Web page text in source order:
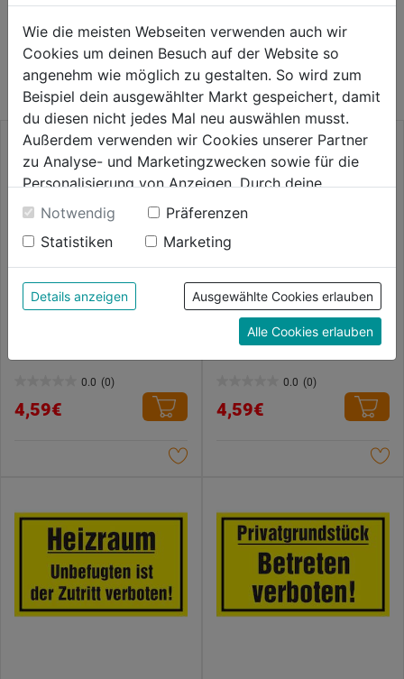
WEITERE PRODUKTE AUS DIESER
KATEGORIE
0.0 (0)
von
4,59€
Schlüsselkennr.eckig färbig
Kunststoff,5Stk.
0.0 (0)
von
4,59€
Wie die meisten Webseiten verwenden auch wir
Cookies um deinen Besuch auf der Website so
angenehm wie möglich zu gestalten. So wird zum
Beispiel dein ausgewählter Markt gespeichert, damit
du diesen nicht jedes Mal neu auswählen musst.
Außerdem verwenden wir Cookies unserer Partner
zu Analyse- und Marketingzwecken sowie für die
Personalisierung von Anzeigen. Durch deine
Einwilligung werden die Daten von Drittanbieter,
unter anderem auch in den USA, verarbeitet.
Durch Klick auf "Alle Cookies erlauben" stimmst du
der Verwendung aller Cookies zu. Unter "Details
anzeigen" findest du alle Infos zu den
unterschiedlichen Cookies, unter "Cookies
Konfigurieren" kannst du auswählen, welche Cookies
du zulassen möchtest und welche nicht.
Weitere Informationen findest du in unserer
Datenschutzerklärung.
Notwendig
Präferenzen
Statistiken
Marketing
Details anzeigen Ausgewählte Cookies erlauben
Alle Cookies erlauben